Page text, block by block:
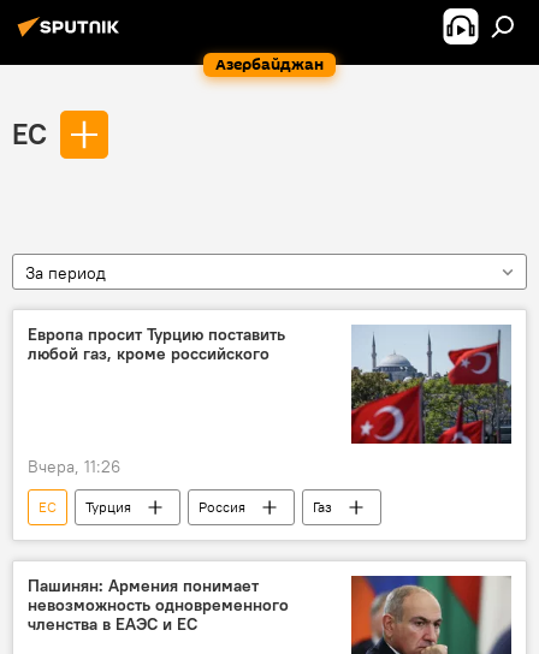
Азербайджан
ЕС
За период
Европа просит Турцию поставить
любой газ, кроме российского
Вчера, 11:26
ЕС Турция Россия Газ
Пашинян: Армения понимает
невозможность одновременного
членства в ЕАЭС и ЕС